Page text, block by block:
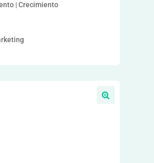
| Crecimiento